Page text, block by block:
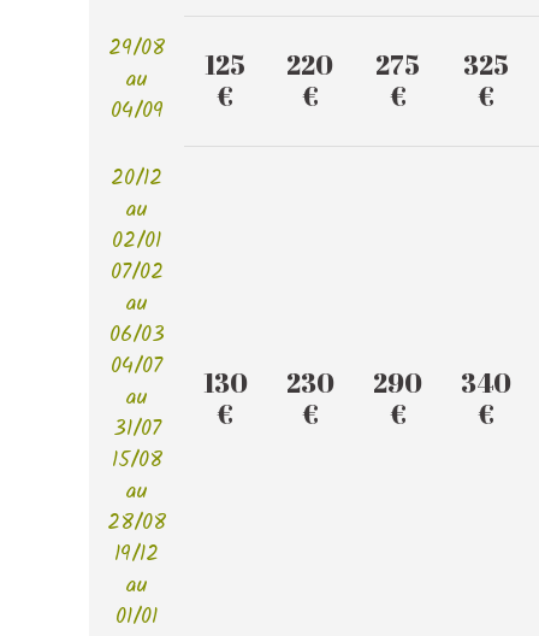
29/08
au
04/09
125
€
220
€
275
€
325
€
20/12
au
02/01
07/02
au
06/03
04/07
au
31/07
15/08
au
28/08
19/12
au
01/01
130
€
230
€
290
€
340
€